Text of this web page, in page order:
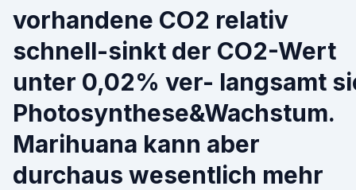
vorhandene CO2 relativ
schnell-sinkt der CO2-Wert
unter 0,02% ver- langsamt
Photosynthese&Wachstum.
Marihuana kann aber
durchaus wesentlich mehr